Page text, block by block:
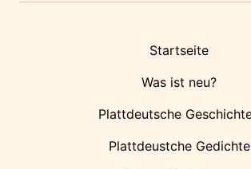
Startseite
Was ist neu?
Plattdeutsche
Plattdeustche Gedichte